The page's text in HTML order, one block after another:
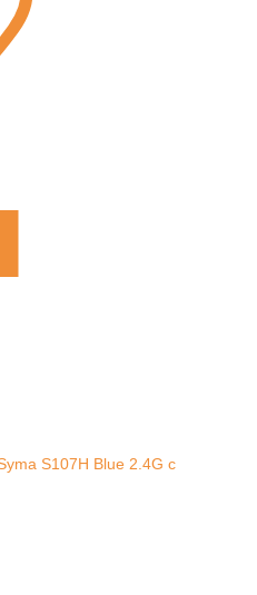
S107H Blue 2.4G с